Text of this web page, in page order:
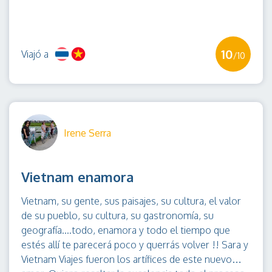
y en particular a Sara, quien se preocupo hasta en
los minimos detalles para que nuestra estadia fuese
una linda experiencia. Por mi parte, vuelvo el 2021
para continuar conociendo tanta belleza y
maravillosa gente en Vietnam y Tailandia. Sara,
recibe nuestro mas sincera gratitud por tanta
preocupacion, dedicacion y cariño brindado. A mis
compañeros viajeros del mundo, de todo corazon
con la mejor asesora de viajes, SARA... Lo pueden
Viajó a 10/10
Irene Serra
Vietnam enamora
Vietnam, su gente, sus paisajes, su cultura, el valor
de su pueblo, su cultura, su gastronomía, su
geografía....todo, enamora y todo el tiempo que
estés allí te parecerá poco y querrás volver !! Sara y
Vietnam Viajes fueron los artífices de este nuevo